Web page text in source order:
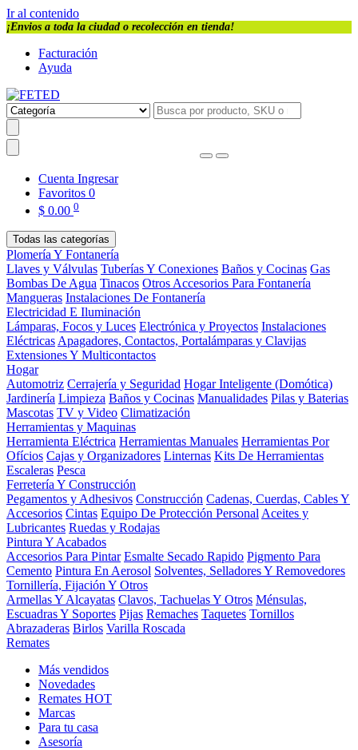
Ir al contenido
¡Envios a toda la ciudad o recolección en tienda!
Facturación
Ayuda
Cuenta Ingresar
Favoritos 0
$ 0.00 0
Todas las categorías
Plomería Y Fontanería
Llaves y Válvulas Tuberías Y Conexiones Baños y Cocinas Gas
Bombas De Agua Tinacos Otros Accesorios Para Fontanería
Mangueras Instalaciones De Fontanería
Electricidad E Iluminación
Lámparas, Focos y Luces Electrónica y Proyectos Instalaciones
Eléctricas Apagadores, Contactos, Portalámparas y Clavijas
Extensiones Y Multicontactos
Hogar
Automotriz Cerrajería y Seguridad Hogar Inteligente (Domótica)
Jardinería Limpieza Baños y Cocinas Manualidades Pilas y Baterias
Mascotas TV y Video Climatización
Herramientas y Maquinas
Herramienta Eléctrica Herramientas Manuales Herramientas Por
Ofícios Cajas y Organizadores Linternas Kits De Herramientas
Escaleras Pesca
Ferretería Y Construcción
Pegamentos y Adhesivos Construcción Cadenas, Cuerdas, Cables Y
Accesorios Cintas Equipo De Protección Personal Aceites y
Lubricantes Ruedas y Rodajas
Pintura Y Acabados
Accesorios Para Pintar Esmalte Secado Rapido Pigmento Para
Cemento Pintura En Aerosol Solventes, Selladores Y Removedores
Tornillería, Fijación Y Otros
Armellas Y Alcayatas Clavos, Tachuelas Y Otros Ménsulas,
Escuadras Y Soportes Pijas Remaches Taquetes Tornillos
Abrazaderas Birlos Varilla Roscada
Remates
Más vendidos
Novedades
Remates HOT
Marcas
Para tu casa
Asesoría